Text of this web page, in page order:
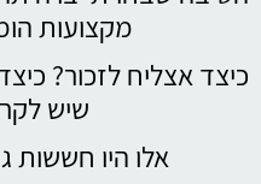
מקצועות
כיצד אצליח לזכור?
שיש
אלו היו חששות